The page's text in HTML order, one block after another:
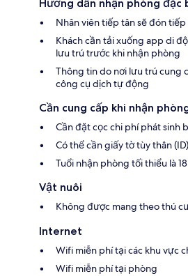
Hướng dẫn nhận phòng đặc
Nhân viên tiếp tân sẽ đón
Khách cần tải xuống app di
lưu trú trước khi nhận phòng
Thông tin do nơi lưu trú cung
công cụ dịch tự động
Cần cung cấp khi nhận
Cần đặt cọc chi phí phát sinh
Có thể cần giấy tờ tùy thân
Tuổi nhận phòng tối thiểu là 18
Vật nuôi
Không được mang theo thú
Internet
Wifi miễn phí tại các khu vực
Wifi miễn phí tại phòng